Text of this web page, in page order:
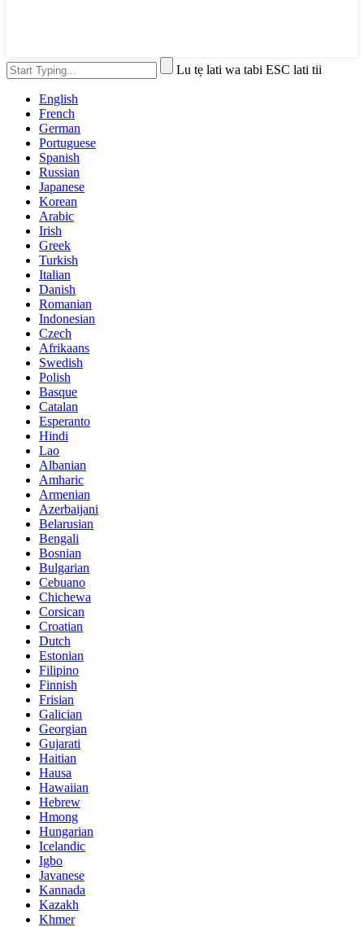
Lu tẹ lati wa tabi ESC lati tii
English
French
German
Portuguese
Spanish
Russian
Japanese
Korean
Arabic
Irish
Greek
Turkish
Italian
Danish
Romanian
Indonesian
Czech
Afrikaans
Swedish
Polish
Basque
Catalan
Esperanto
Hindi
Lao
Albanian
Amharic
Armenian
Azerbaijani
Belarusian
Bengali
Bosnian
Bulgarian
Cebuano
Chichewa
Corsican
Croatian
Dutch
Estonian
Filipino
Finnish
Frisian
Galician
Georgian
Gujarati
Haitian
Hausa
Hawaiian
Hebrew
Hmong
Hungarian
Icelandic
Igbo
Javanese
Kannada
Kazakh
Khmer